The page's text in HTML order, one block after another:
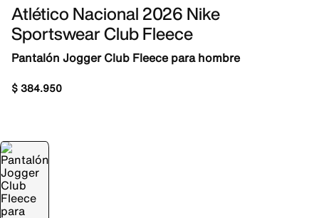
Atlético Nacional 2026 Nike
Sportswear Club Fleece
Pantalón Jogger Club Fleece para hombre
$384.950